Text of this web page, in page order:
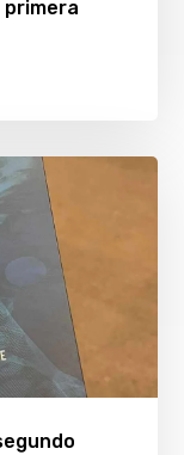
primera